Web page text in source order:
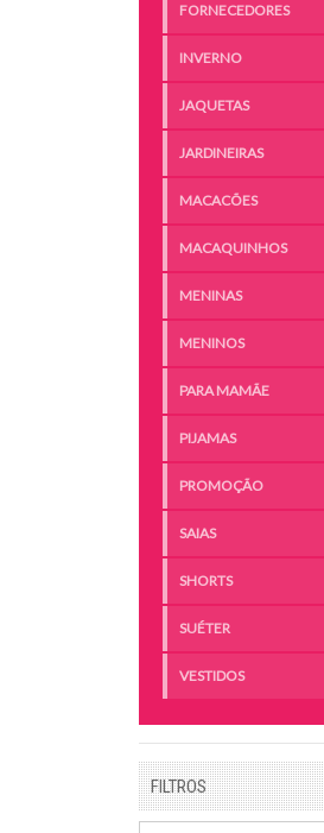
FORNECEDORES
INVERNO
JAQUETAS
JARDINEIRAS
MACACÕES
MACAQUINHOS
MENINAS
MENINOS
PARA MAMÃE
PIJAMAS
PROMOÇÃO
SAIAS
SHORTS
SUÉTER
VESTIDOS
FILTROS